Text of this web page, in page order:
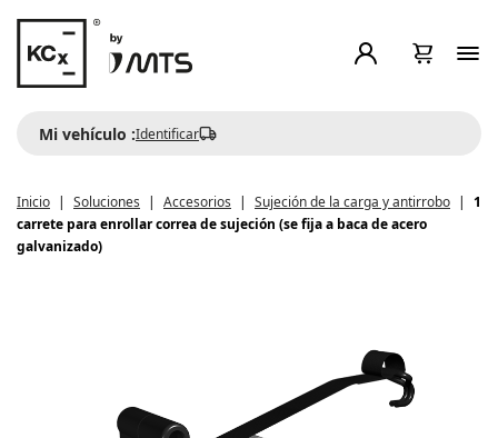
Mi vehículo :Identificar
Inicio Soluciones Accesorios Sujeción de la carga y antirrobo
1
carrete para enrollar correa de sujeción (se fija a baca de acero
galvanizado)